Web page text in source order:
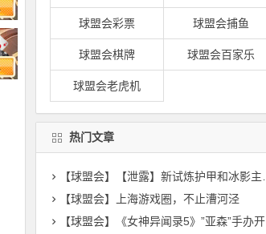
球盟会彩票 球盟会捕鱼
球盟会棋牌 球盟会百家乐
球盟会老虎机
热门文章
【球盟会】【泄露】新试炼护甲和冰影主题护甲皮肤
【球盟会】上海游戏圈，不止漕河泾
【球盟会】《女神异闻录5》”亚森”手办开启预购：售价13000日元